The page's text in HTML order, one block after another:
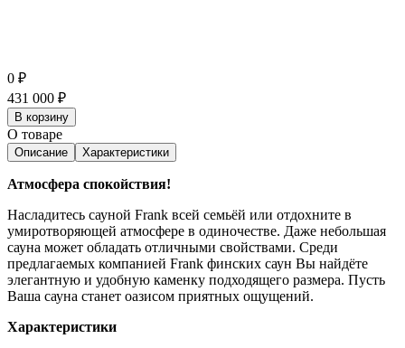
0 ₽
431 000 ₽
В корзину
О товаре
Описание Характеристики
Атмосфера спокойствия!
Насладитесь сауной Frank всей семьёй или отдохните в
умиротворяющей атмосфере в одиночестве. Даже небольшая
сауна может обладать отличными свойствами. Среди
предлагаемых компанией Frank финских саун Вы найдёте
элегантную и удобную каменку подходящего размера. Пусть
Ваша сауна станет оазисом приятных ощущений.
Характеристики